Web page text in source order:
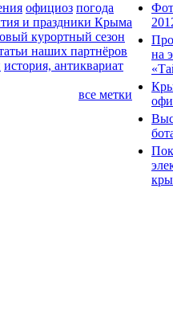
официоз погода
и праздники Крыма
курортный сезон
наших партнёров
история, антиквариат
все метки
на